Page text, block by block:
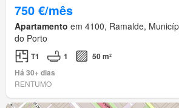
750 €/mês
Apartamento em 4100, Ramalde,
do Porto
T1 1
50 m²
Há 30+ dias
RENTUMO